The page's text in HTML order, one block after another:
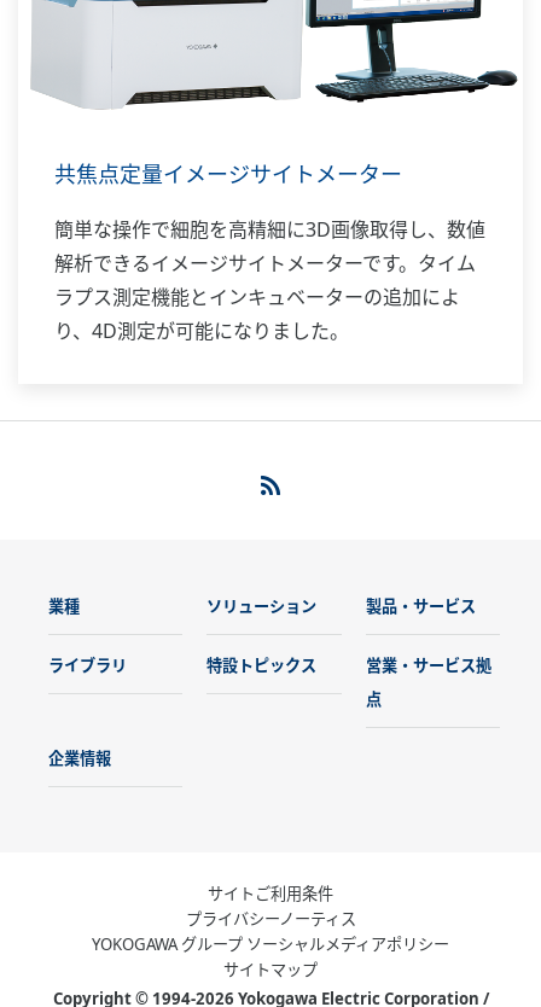
共焦点定量イメージサイトメーター
簡単な操作で細胞を高精細に3D画像取得し、数値
解析できるイメージサイトメーターです。タイム
ラプス測定機能とインキュベーターの追加によ
り、4D測定が可能になりました。
業種 ソリューション 製品・サービス
ライブラリ 特設トピックス
営業・サービス拠
点
企業情報
サイトご利用条件
プライバシーノーティス
YOKOGAWA グループ ソーシャルメディアポリシー
サイトマップ
Copyright © 1994-2026 Yokogawa Electric Corporation /